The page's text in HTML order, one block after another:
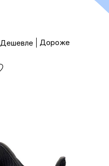
Дешевле Дороже